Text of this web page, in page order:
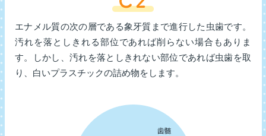
エナメル質の次の層である象牙質まで進行した虫歯です。
汚れを落としきれる部位であれば削らない場合もありま
す。しかし、汚れを落としきれない部位であれば虫歯を取
り、白いプラスチックの詰め物をします。